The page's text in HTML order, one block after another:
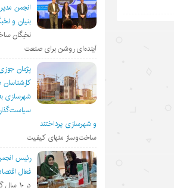
انجمن
بنيان و
نخبگان
آینده‌ای روشن برای صنعت
پژمان
شهرسازی
و شهرسازی پرداختند
ساخت‌وساز منهای کیفیت
رئیس
فعال
در ١٠